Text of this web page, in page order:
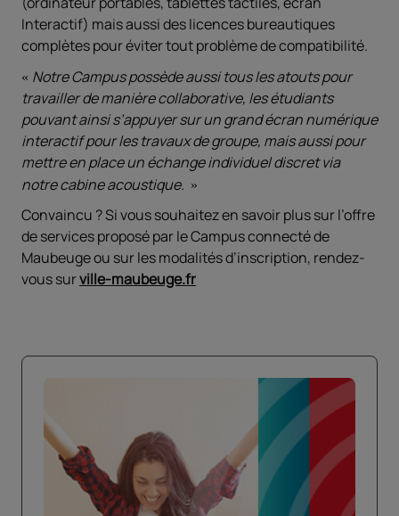
Interactif) mais aussi des licences bureautiques
complètes pour éviter tout problème de compatibilité.
Notre Campus possède aussi tous les atouts pour
travailler de manière collaborative, les étudiants
pouvant ainsi s’appuyer sur un grand écran numérique
interactif pour les travaux de groupe, mais aussi pour
mettre en place un échange individuel discret via
notre cabine acoustique.
Convaincu ? Si vous souhaitez en savoir plus sur l’offre
de services proposé par le Campus connecté de
Maubeuge ou sur les modalités d’inscription, rendez-
vous surville-maubeuge.fr